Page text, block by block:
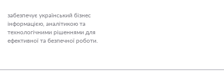
забезпечує український бізнес
інформацією, аналітикою та
технологічними рішеннями для
ефективної та безпечної роботи.